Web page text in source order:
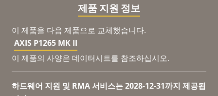
제품 지원 정보
이 제품을 다음 제품으로 교체했습니다.
AXIS P1265 MK II
이 제품의 사양은 데이터시트를 참조하십시오.
하드웨어 지원 및 RMA 서비스는 2028-12-31까지 제공됩